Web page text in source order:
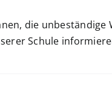
die
Schule